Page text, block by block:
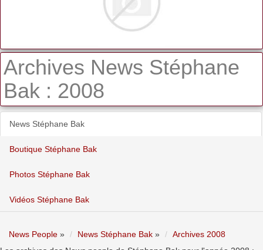
Archives News Stéphane
Bak : 2008
News Stéphane Bak
Boutique Stéphane Bak
Photos Stéphane Bak
Vidéos Stéphane Bak
News People » News Stéphane Bak »
Archives 2008